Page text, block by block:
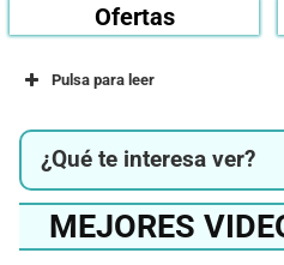
Ofertas
Pulsa para leer
¿Qué te interesa ver?
MEJORES